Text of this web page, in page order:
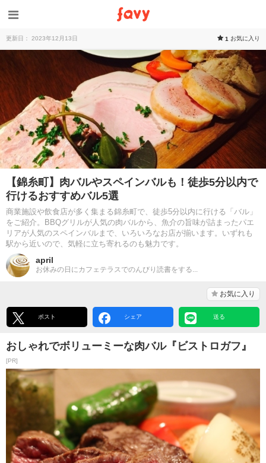
更新日： 2023年12月13日 1 お気に入り
【錦糸町】肉バルやスペインバルも！徒歩5分以内で
行けるおすすめバル5選
商業施設や飲食店が多く集まる錦糸町で、徒歩5分以内に行ける「バル」
をご紹介。BBQグリルが人気の肉バルから、魚介の旨味が詰まったパエ
リアが人気のスペインバルまで、いろいろなお店が揃います。いずれも
駅から近いので、気軽に立ち寄れるのも魅力です。
april
お休みの日にカフェテラスでのんびり読書をする...
お気に入り
ポスト シェア 送る
おしゃれでボリューミーな肉バル『ビストロガフ』
[PR]